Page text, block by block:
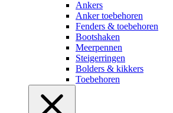
Ankers
Anker toebehoren
Fenders & toebehoren
Bootshaken
Meerpennen
Steigerringen
Bolders & kikkers
Toebehoren